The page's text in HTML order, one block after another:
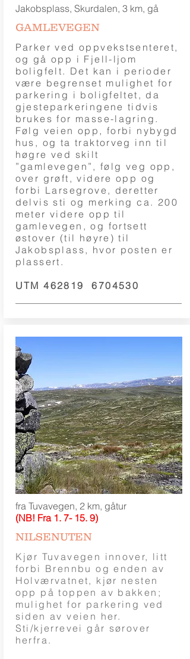
Jakobsplass, Skurdalen, 3 km, gå
GAMLEVEGEN
Parker ved oppvekstsenteret,
og gå opp i Fjell-ljom
boligfelt. Det kan i perioder
være begrenset mulighet for
parkering i boligfeltet, da
gjesteparkeringene tidvis
brukes for masse-lagring.
Følg veien opp, forbi nybygd
hus, og ta traktorveg inn til
høgre ved skilt
”gamlevegen”, følg veg opp,
over grøft, videre opp og
forbi Larsegrove, deretter
delvis sti og merking ca. 200
meter videre opp til
gamlevegen, og fortsett
østover (til høyre) til
Jakobsplass, hvor posten er
plassert.
UTM 4628196704530
fra Tuvavegen, 2 km, gåtur
(NB! Fra 1. 7- 15. 9)
NILSENUTEN
Kjør Tuvavegen innover, litt
forbi Brennbu og enden av
Holværvatnet, kjør nesten
opp på toppen av bakken;
mulighet for parkering ved
siden av veien her.
Sti/kjerrevei går sørover
herfra.